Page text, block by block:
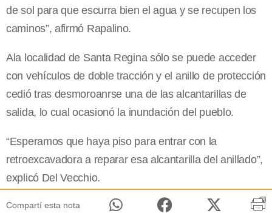
de sol para que escurra bien el agua y se recupen los
caminos”, afirmó Rapalino.
Ala localidad de Santa Regina sólo se puede acceder
con vehículos de doble tracción y el anillo de protección
cedió tras desmoroanrse una de las alcantarillas de
salida, lo cual ocasionó la inundación del pueblo.
“Esperamos que haya piso para entrar con la
retroexcavadora a reparar esa alcantarilla del anillado”,
explicó Del Vecchio.
Compartí esta nota